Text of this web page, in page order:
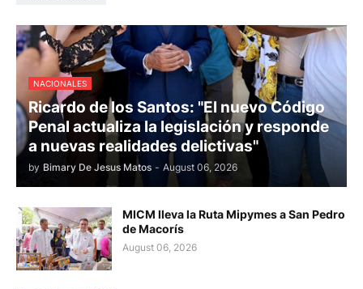
NACIONALES
Ricardo de los Santos: "El nuevo Código
Penal actualiza la legislación y responde
a nuevas realidades delictivas"
by Bimary De Jesus Matos - August 06, 2026
MICM lleva la Ruta Mipymes a San Pedro
de Macorís
August 06, 2026